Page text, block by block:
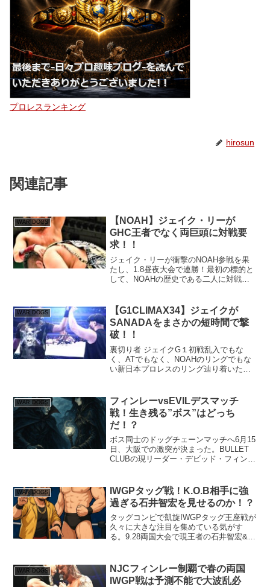
プロレスランキング
hirosun
関連記事
WAR DOGS
【NOAH】ジェイク・リーが
GHC王者でなく両巨頭に対戦要
求！！
ジェイク・リーが衝撃のNOAH参戦を果
たし、1.8昼夜大会で連勝！最初の標的と
して、NOAHの歴史である二人に対戦要
WAR DOGS
【G1CLIMAX34】ジェイクが
SANADAをまさかの短時間で撃
破！！
裏切り者 ジェイクG１初戦乱入でもな
く、ATでもなく、NOAHのリングでもな
い新日本プロレスのリング辿り着いたジ
４の大舞台です！そして、初戦の相手
は、全日本プ...
WAR DOGS
フィンレーvsEVILデスマッチ
戦！生き残る”ボス”はどっち
だ！？
ボス同士のドッグチェーンマッチへ6月15
日、大阪での激突が決まった。BULLET
CLUBの現リーダー・デビッド・フィンレ
雄を決する。これは単なる一戦ではな
い。ふたり...
WAR DOGS
IWGPタッグ戦！K.O.B相手に強
過ぎる石井智宏を見せるのか！？
タッグコンビで凱旋IWGPタッグ王座戦が
久々に大きな注目を集めている気がす
る。9.28両国大会で現王者の石井智宏&タ
ーズだ。彼らはヤングライオン卒業、海
外武者...
WAR DOGS
NJCフィンレー制覇で春の両国
IWGP戦は予測不能で大波乱必